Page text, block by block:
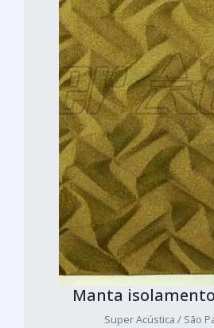
Manta
Super Acústica / São